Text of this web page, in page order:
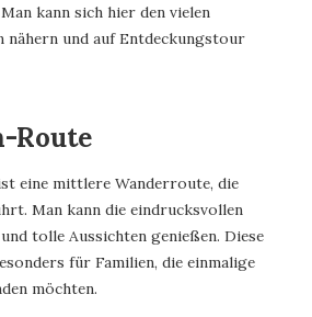
kann sich hier den vielen
nähern und auf Entdeckungstour
Route
eine mittlere Wanderroute, die
Man kann die eindrucksvollen
tolle Aussichten genießen. Diese
für Familien, die einmalige
möchten.